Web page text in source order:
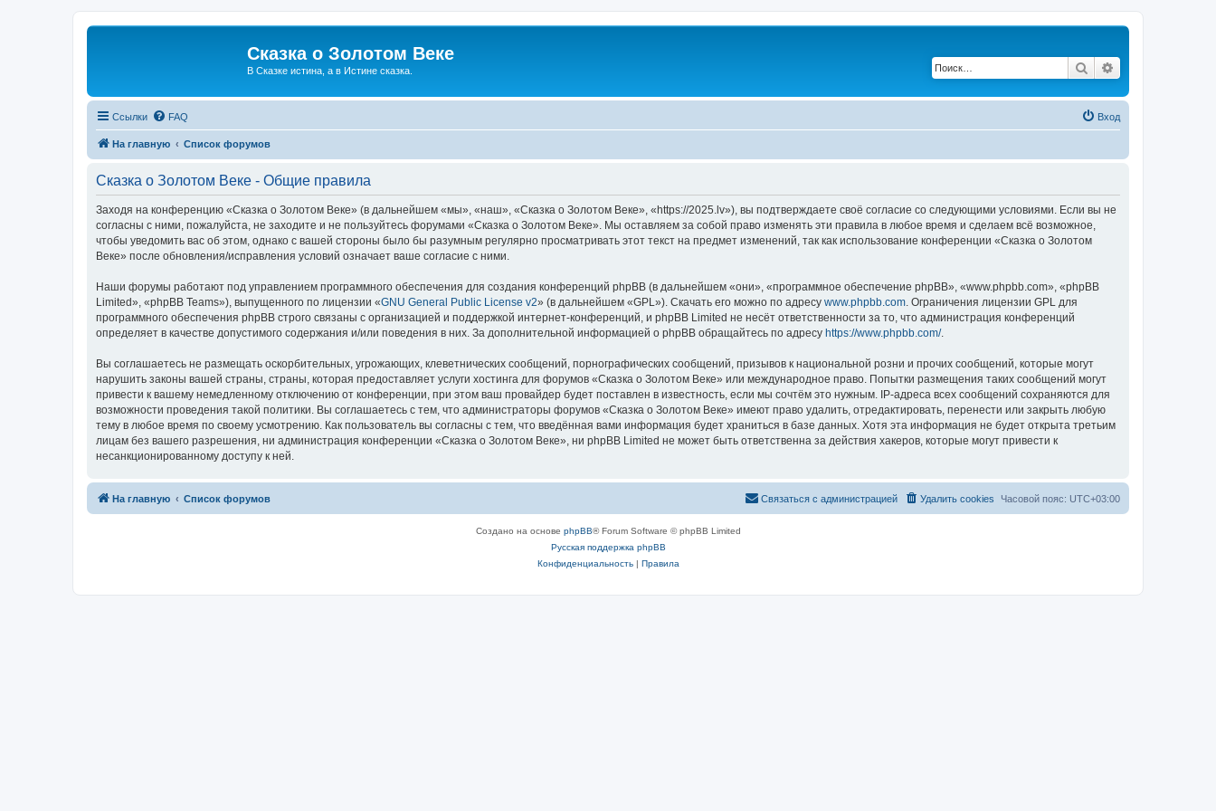
Сказка о Золотом Веке
В Сказке истина, а в Истине сказка. Поиск
Ссылки FAQ Вход
На главную Список форумов
Сказка о Золотом Веке - Общие правила
Заходя на конференцию «Сказка о Золотом Веке» (в дальнейшем «мы», «наш», «Сказка о Золотом Веке», «https://2025.lv»), вы подтверждаете своё согласие со следующими условиями. Если вы не
согласны с ними, пожалуйста, не заходите и не пользуйтесь форумами «Сказка о Золотом Веке». Мы оставляем за собой право изменять эти правила в любое время и сделаем всё возможное,
чтобы уведомить вас об этом, однако с вашей стороны было бы разумным регулярно просматривать этот текст на предмет изменений, так как использование конференции «Сказка о Золотом
Веке» после обновления/исправления условий означает ваше согласие с ними.
Наши форумы работают под управлением программного обеспечения для создания конференций phpBB (в дальнейшем «они», «программное обеспечение phpBB», «www.phpbb.com», «phpBB
Limited», «phpBB Teams»), выпущенного по лицензии «GNU General Public License v2» (в дальнейшем «GPL»). Скачать его можно по адресу www.phpbb.com . Ограничения лицензии GPL для
программного обеспечения phpBB строго связаны с организацией и поддержкой интернет-конференций, и phpBB Limited не несёт ответственности за то, что администрация конференций
определяет в качестве допустимого содержания и/или поведения в них. За дополнительной информацией о phpBB обращайтесь по адресу https://www.phpbb.com/.
Вы соглашаетесь не размещать оскорбительных, угрожающих, клеветнических сообщений, порнографических сообщений, призывов к национальной розни и прочих сообщений, которые могут
нарушить законы вашей страны, страны, которая предоставляет услуги хостинга для форумов «Сказка о Золотом Веке» или международное право. Попытки размещения таких сообщений могут
привести к вашему немедленному отключению от конференции, при этом ваш провайдер будет поставлен в известность, если мы сочтём это нужным. IP-адреса всех сообщений сохраняются для
возможности проведения такой политики. Вы соглашаетесь с тем, что администраторы форумов «Сказка о Золотом Веке» имеют право удалить, отредактировать, перенести или закрыть любую
тему в любое время по своему усмотрению. Как пользователь вы согласны с тем, что введённая вами информация будет храниться в базе данных. Хотя эта информация не будет открыта третьим
лицам без вашего разрешения, ни администрация конференции «Сказка о Золотом Веке», ни phpBB Limited не может быть ответственна за действия хакеров, которые могут привести к
несанкционированному доступу к ней.
На главную Список форумов Часовой пояс: UTC+03:00
Удалить cookies
Связаться с администрацией
Создано на основе phpBB® Forum Software © phpBB Limited
Русская поддержка phpBB
Конфиденциальность| Правила